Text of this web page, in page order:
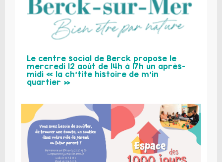
Le centre social de Berck propose le
mercredi 12 août de 14h à 17h un après-
midi « la ch’tite histoire de m’in
quartier »